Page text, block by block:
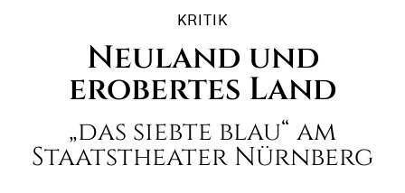
KRITIK
Neuland und
erobertes Land
„das siebte blau“ am
Staatstheater Nürnberg